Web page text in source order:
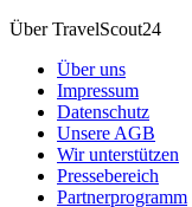
Über TravelScout24
Über uns
Impressum
Datenschutz
Unsere AGB
Wir unterstützen
Pressebereich
Partnerprogramm